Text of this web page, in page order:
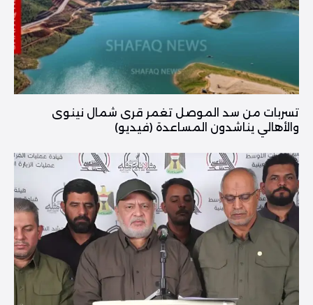
تسربات من سد الموصل تغمر قرى شمال نينوى
والأهالي يناشدون المساعدة (فيديو)